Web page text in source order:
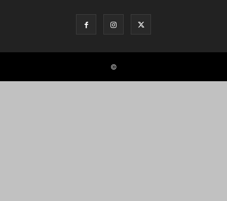
©